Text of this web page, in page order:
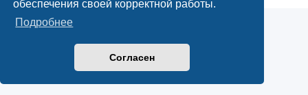
обеспечения своей корректной работы.
Подробнее
Согласен